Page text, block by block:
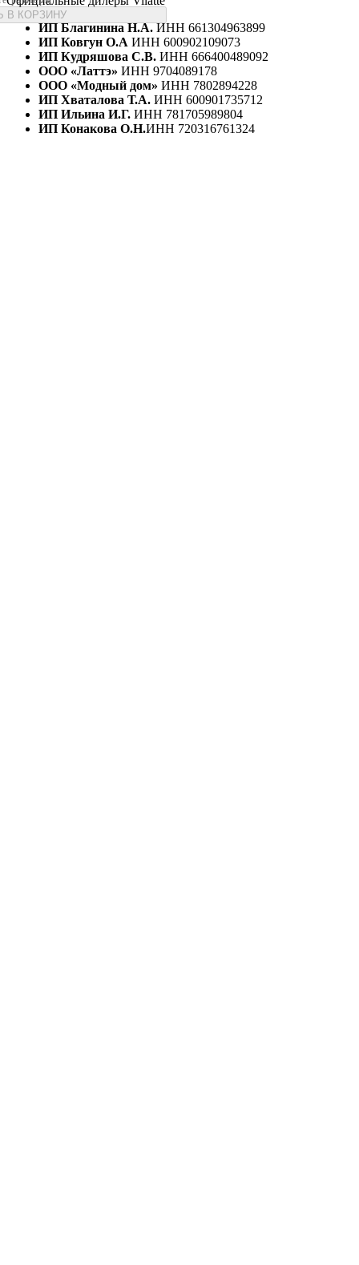
В КОРЗИНУ
ИП Благинина Н.А.ИНН 661304963899
ИП Ковгун О.А ИНН 600902109073
ИП Кудряшова С.В. ИНН 666400489092
ООО «Латтэ» ИНН 9704089178
ООО «Модный дом» ИНН 7802894228
ИП Хваталова Т.А. ИНН 600901735712
ИП Ильина И.Г. ИНН 781705989804
ИП Конакова О.Н.ИНН 720316761324